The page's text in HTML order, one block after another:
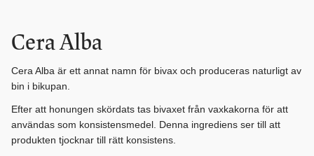
Cera Alba
Cera Alba är ett annat namn för bivax och produceras naturligt av
bin i bikupan.
Efter att honungen skördats tas bivaxet från vaxkakorna för att
användas som konsistensmedel. Denna ingrediens ser till att
produkten tjocknar till rätt konsistens.